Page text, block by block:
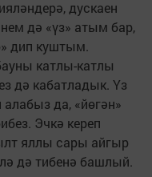
дускаен
дә «үз» атым бар,
дип куштым.
катлы-катлы
дә кабатладык. Үз
да, «йөгән»
Эчкә кереп
яллы сары айгыр
дә тибенә башлый.